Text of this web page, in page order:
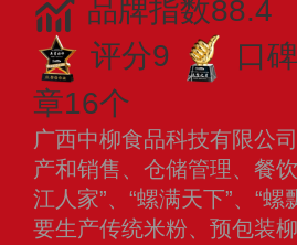
品牌指数88.4
评分9
口
章16个
广西中柳食品科技有限公
产和销售、仓储管理、餐
江人家”、“螺满天下”、“
要生产传统米粉、预包装